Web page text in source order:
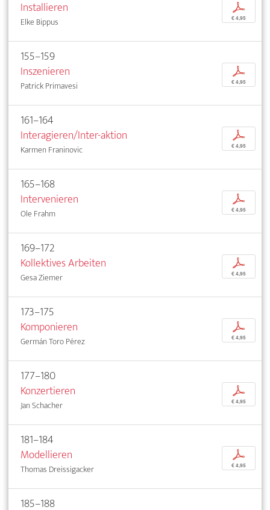
Installieren
Elke Bippus
p
€ 4,95
155–159
Inszenieren
Patrick Primavesi
p
€ 4,95
161–164
Interagieren/Inter-aktion
Karmen Franinovic
p
€ 4,95
165–168
Intervenieren
Ole Frahm
p
€ 4,95
169–172
Kollektives Arbeiten
Gesa Ziemer
p
€ 4,95
173–175
Komponieren
Germán Toro Pérez
p
€ 4,95
177–180
Konzertieren
Jan Schacher
p
€ 4,95
181–184
Modellieren
Thomas Dreissigacker
p
€ 4,95
185–188